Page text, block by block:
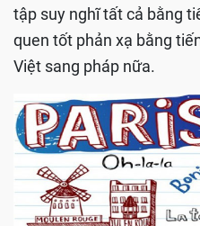
tập suy nghĩ tất cả bằng
quen tốt phản xạ bằng
Việt sang pháp nữa.